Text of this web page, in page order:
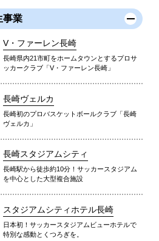
事業
V・ファーレン長崎
長崎県内21市町をホームタウンとするプロサ
ッカークラブ「V・ファーレン長崎」
長崎ヴェルカ
長崎初のプロバスケットボールクラブ「長崎
ヴェルカ」
長崎スタジアムシティ
長崎駅から徒歩約10分！サッカースタジアム
を中心とした大型複合施設
スタジアムシティホテル長崎
日本初！サッカースタジアムビューホテルで
特別な感動とくつろぎを。